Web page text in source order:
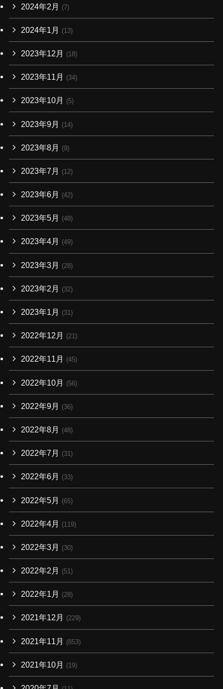
2024年2月 (7)
2024年1月 (13)
2023年12月 (18)
2023年11月 (34)
2023年10月 (5)
2023年9月 (14)
2023年8月 (9)
2023年7月 (12)
2023年6月 (42)
2023年5月 (48)
2023年4月 (49)
2023年3月 (28)
2023年2月 (32)
2023年1月 (31)
2022年12月 (21)
2022年11月 (45)
2022年10月 (56)
2022年9月 (36)
2022年8月 (48)
2022年7月 (31)
2022年6月 (33)
2022年5月 (65)
2022年4月 (119)
2022年3月 (30)
2022年2月 (51)
2022年1月 (28)
2021年12月 (229)
2021年11月 (853)
2021年10月 (19)